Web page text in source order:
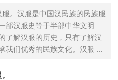
。汉服是中国汉民族的民族服
部汉服史等于半部中华文明
了解汉服的历史，只有了解汉
我们优秀的民族文化。汉服 ...